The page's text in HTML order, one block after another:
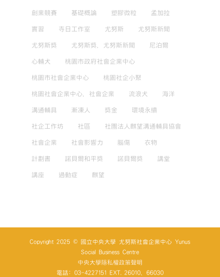
創業競賽 基礎概論 塑膠微粒 孟加拉
實習 寺日工作室 尤努斯 尤努斯新聞
尤努斯獎 尤努斯獎，尤努斯新聞 尼泊爾
心輔犬 桃園市政府社會企業中心
桃園市社會企業中心 桃園社企小聚
桃園社會企業中心，社會企業 流浪犬 海洋
溝通輔具 漸凍人 獎金 環境永續
社企工作坊 社區 社團法人麒望溝通輔具協會
社會企業 社會影響力 腦傷 衣物
計劃書 諾貝爾和平獎 諾貝爾獎 講堂
講座 過動症 麒望
Copyright 2025 © 國立中央大學 尤努斯社會企業中心 Yunus
Social Business Centre
中央大學隱私權政策聲明
電話: 03-4227151 EXT. 26010、66030